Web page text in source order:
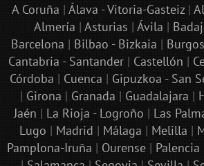
A Coruña | Álava - Vitoria-Gasteiz|
Almería | Asturias | Ávila |
Barcelona | Bilbao - Bizkaia | Burgos
Cantabria - Santander| Castellón |
Córdoba | Cuenca | Gipuzkoa - San
| Girona | Granada | Guadalajara |
Jaén | La Rioja - Logroño | Las
Lugo | Madrid | Málaga | Melilla |
Pamplona-Iruña | Ourense | Palencia